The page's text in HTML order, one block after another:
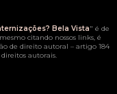
Bela Vista" é de
citando nossos links, é
de direito autoral – artigo 184
direitos autorais.